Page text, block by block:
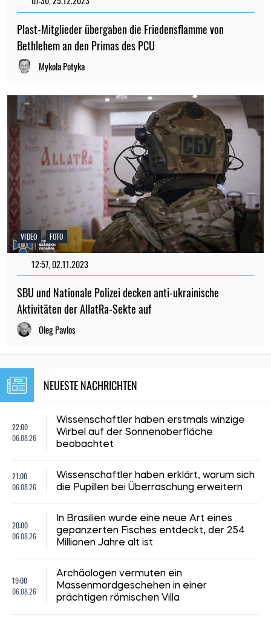
Plast-Mitglieder übergaben die Friedensflamme von
Bethlehem an den Primas des PCU
Mykola Potyka
VIDEO FOTO
12:57, 02.11.2023
SBU und Nationale Polizei decken anti-ukrainische
Aktivitäten der AllatRa-Sekte auf
Oleg Pavlos
NEUESTE NACHRICHTEN
22:00
06.08.26
Wissenschaftler haben erstmals winzige
Wirbel auf der Sonnenoberfläche
beobachtet
21:00
06.08.26
Wissenschaftler haben erklärt, warum sich
die Pupillen bei Überraschung erweitern
20:00
06.08.26
In Brasilien wurde eine neue Art eines
gepanzerten Fisches entdeckt, der 254
Millionen Jahre alt ist
19:00
06.08.26
Archäologen vermuten ein
Massenmordgeschehen in einer
prächtigen römischen Villa